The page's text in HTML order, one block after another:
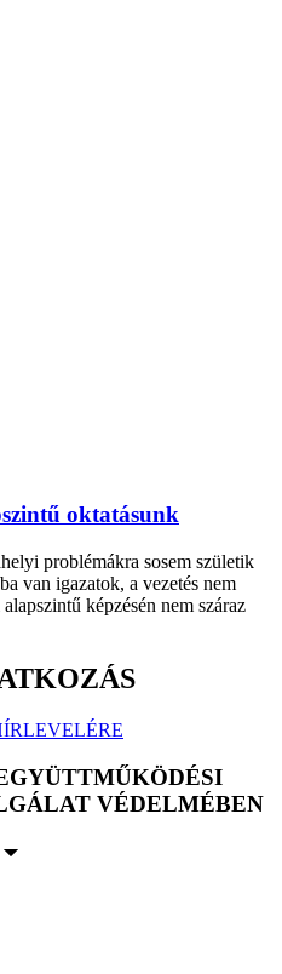
oktatásunk
problémákra sosem születik
van igazatok, a vezetés nem
képzésén nem száraz
VÉDELMÉBEN